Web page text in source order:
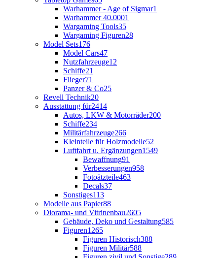
Warhammer - Age of Sigmar1
Warhammer 40.0001
Wargaming Tools35
Wargaming Figuren28
Model Sets176
Model Cars47
Nutzfahrzeuge12
Schiffe21
Flieger71
Panzer & Co25
Revell Technik20
Ausstattung für2414
Autos, LKW & Motorräder200
Schiffe234
Militärfahrzeuge266
Kleinteile für Holzmodelle52
Luftfahrt u. Ergänzungen1549
Bewaffnung91
Verbesserungen958
Fotoätzteile463
Decals37
Sonstiges113
Modelle aus Papier88
Diorama- und Vitrinenbau2605
Gebäude, Deko und Gestaltung585
Figuren1265
Figuren Historisch388
Figuren Militär588